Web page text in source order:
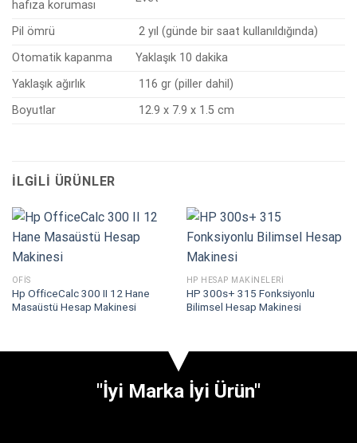
hafıza koruması
Pil ömrü
2 yıl (günde bir saat kullanıldığında)
Otomatik kapanma
Yaklaşık 10 dakika
Yaklaşık ağırlık
116 gr (piller dahil)
Boyutlar
12.9 x 7.9 x 1.5 cm
İLGILI ÜRÜNLER
OFIS
Hp OfficeCalc 300 II 12 Hane
Masaüstü Hesap Makinesi
HP HESAP MAKINELERI
HP 300s+ 315 Fonksiyonlu
Bilimsel Hesap Makinesi
"İyi Marka İyi Ürün"